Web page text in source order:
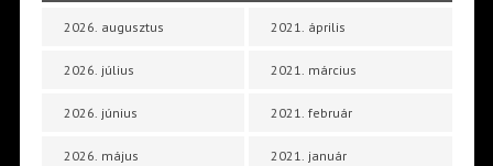
2026. augusztus
2026. július
2026. június
2026. május
2021. április
2021. március
2021. február
2021. január